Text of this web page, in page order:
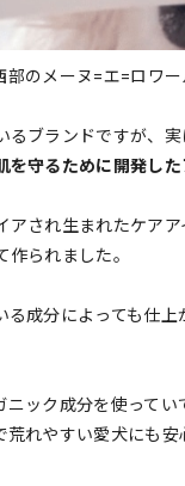
部のメーヌ=エ=ロワ
るブランドですが、
を守るために開発し
アされ生まれたケア
られました。
る成分によっても仕
ニック成分を使って
れやすい愛犬にも安